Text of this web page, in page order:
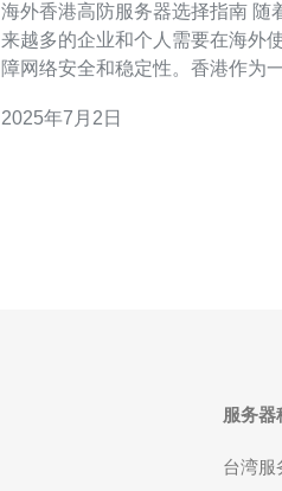
海外香港高防服务器选择指南 随着互联网的发展，越
来越多的企业和个人需要在海外
障网络安全和稳定性。香港作为
多人选择的海外服务器托管地之
2025年7月2日
服务器
台湾服